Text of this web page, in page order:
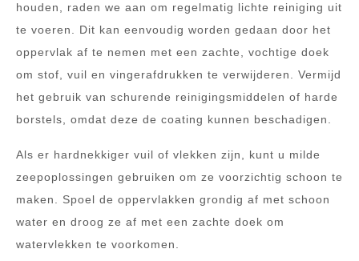
houden, raden we aan om regelmatig lichte reiniging uit
te voeren. Dit kan eenvoudig worden gedaan door het
oppervlak af te nemen met een zachte, vochtige doek
om stof, vuil en vingerafdrukken te verwijderen. Vermijd
het gebruik van schurende reinigingsmiddelen of harde
borstels, omdat deze de coating kunnen beschadigen.
Als er hardnekkiger vuil of vlekken zijn, kunt u milde
zeepoplossingen gebruiken om ze voorzichtig schoon te
maken. Spoel de oppervlakken grondig af met schoon
water en droog ze af met een zachte doek om
watervlekken te voorkomen.